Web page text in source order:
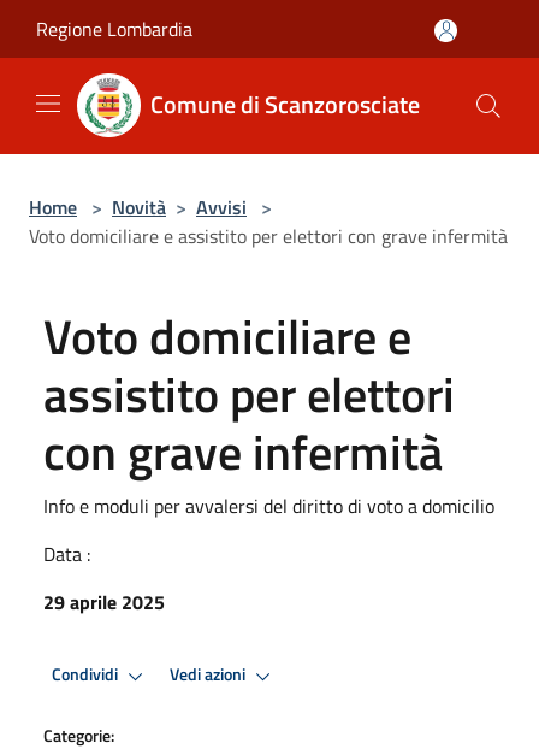
Regione Lombardia
Comune di Scanzorosciate
Home > Novità > Avvisi >
Voto domiciliare e assistito per elettori con grave infermità
Voto domiciliare e
assistito per elettori
con grave infermità
Info e moduli per avvalersi del diritto di voto a domicilio
Data :
29 aprile 2025
Condividi Vedi azioni
Categorie: